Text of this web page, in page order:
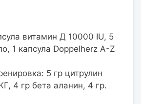
витамин Д 10000 IU, 5
1 капсула Doppelherz A-Z
5 гр цитрулин
4 гр бета аланин, 4 гр.